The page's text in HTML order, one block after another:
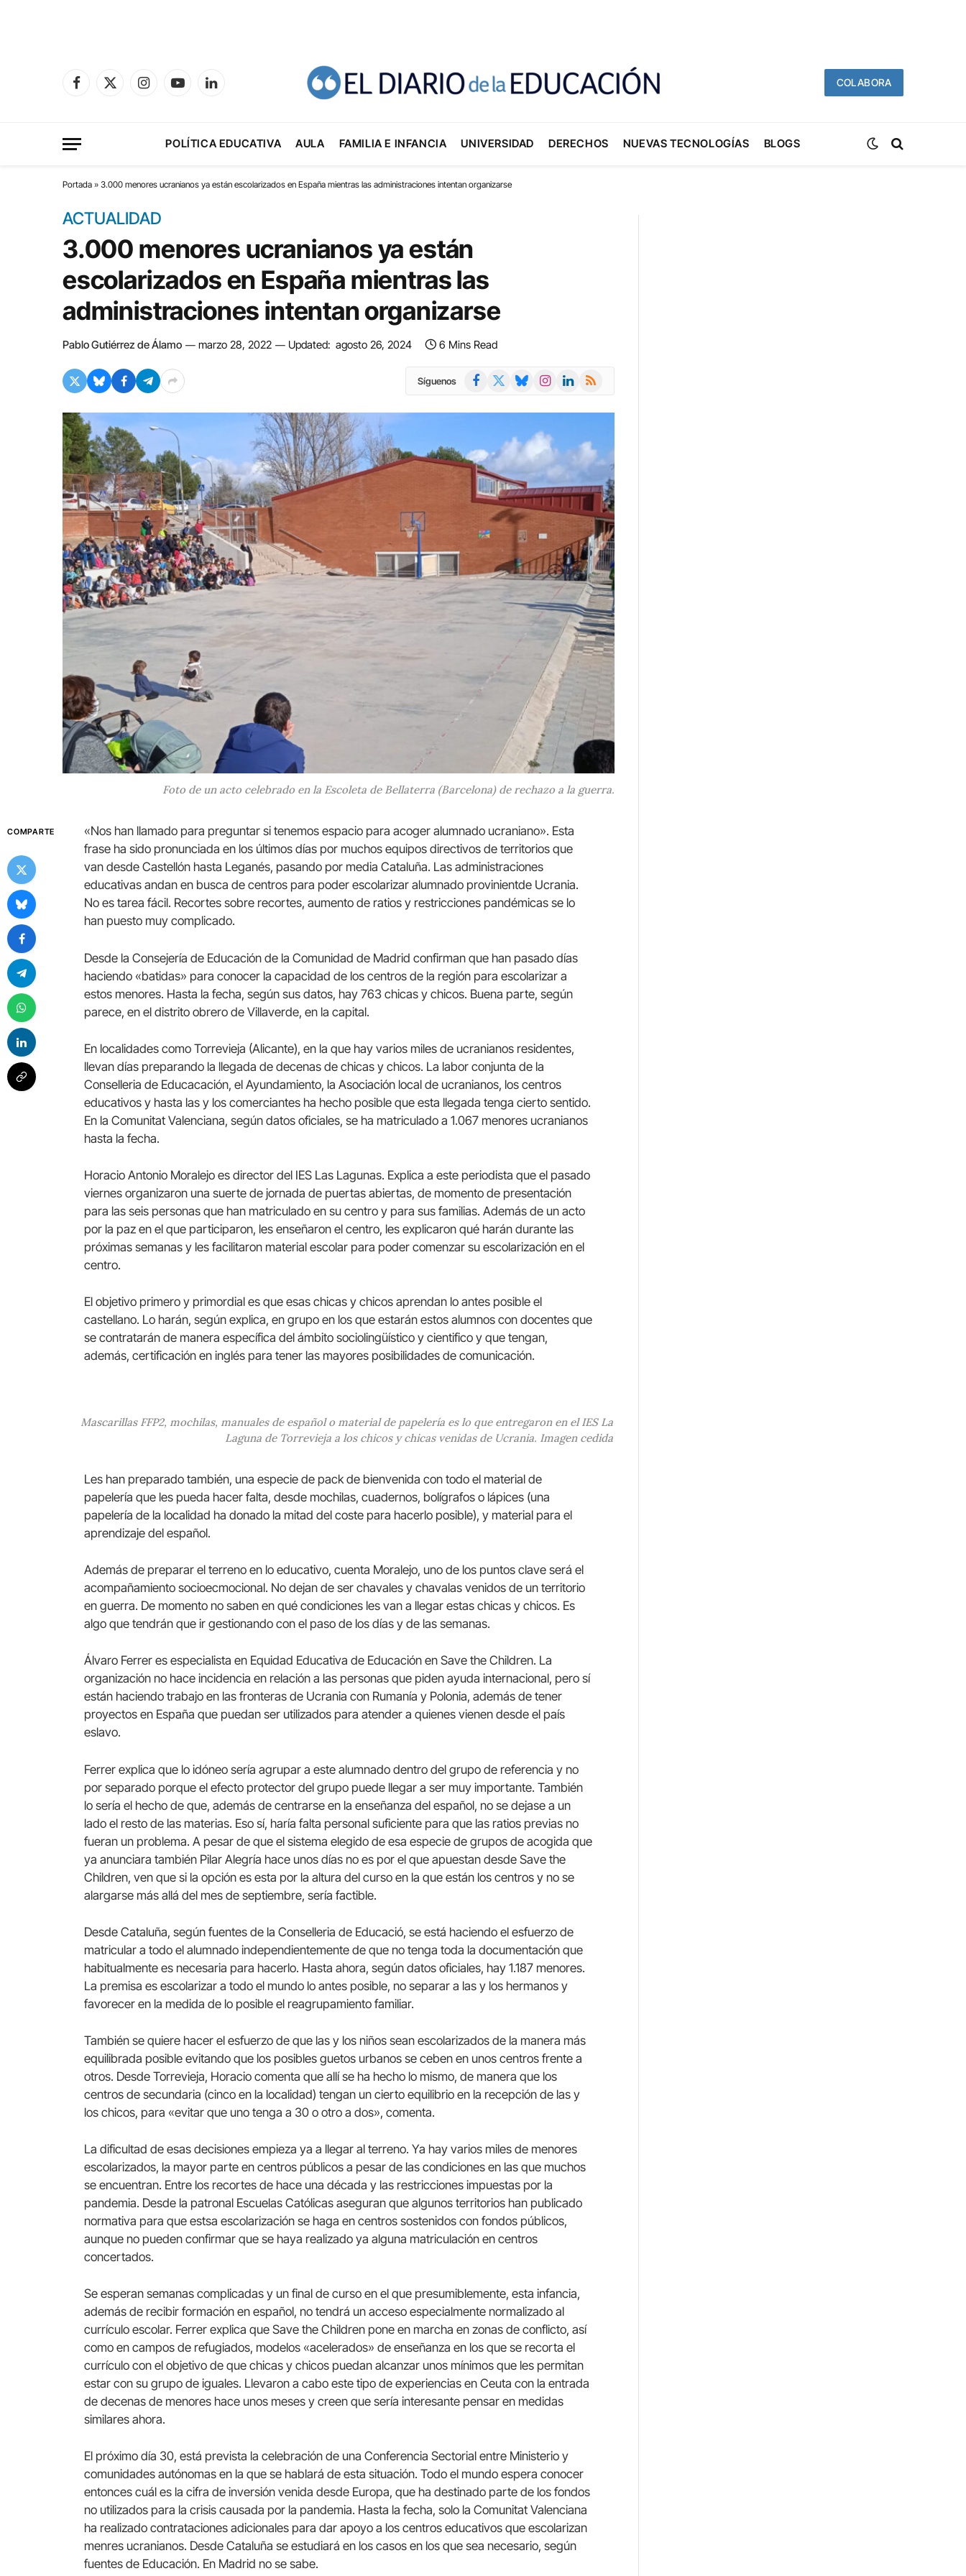
Facebook
X
InstagramYouTubeLinkedIn
COLABORA
POLÍTICA EDUCATIVA AULA FAMILIA E INFANCIA UNIVERSIDAD DERECHOS NUEVAS TECNOLOGÍAS BLOGS
Portada » 3.000 menores ucranianos ya están escolarizados en España mientras las administraciones intentan organizarse
ACTUALIDAD
3.000 menores ucranianos ya están
escolarizados en España mientras las
administraciones intentan organizarse
Pablo Gutiérrez de Álamo marzo 28, 2022 Updated: agosto 26, 2024 6 Mins Read
Síguenos Facebook BlueskyInstagramLinkedIn
RSS
Foto de un acto celebrado en la Escoleta de Bellaterra (Barcelona) de rechazo a la guerra.
COMPARTE
«Nos han llamado para preguntar si tenemos espacio para acoger alumnado ucraniano». Esta
frase ha sido pronunciada en los últimos días por muchos equipos directivos de territorios que
van desde Castellón hasta Leganés, pasando por media Cataluña. Las administraciones
educativas andan en busca de centros para poder escolarizar alumnado provinientde Ucrania.
No es tarea fácil. Recortes sobre recortes, aumento de ratios y restricciones pandémicas se lo
han puesto muy complicado.
Desde la Consejería de Educación de la Comunidad de Madrid confirman que han pasado días
haciendo «batidas» para conocer la capacidad de los centros de la región para escolarizar a
estos menores. Hasta la fecha, según sus datos, hay 763 chicas y chicos. Buena parte, según
parece, en el distrito obrero de Villaverde, en la capital.
En localidades como Torrevieja (Alicante), en la que hay varios miles de ucranianos residentes,
llevan días preparando la llegada de decenas de chicas y chicos. La labor conjunta de la
Conselleria de Educacación, el Ayundamiento, la Asociación local de ucranianos, los centros
educativos y hasta las y los comerciantes ha hecho posible que esta llegada tenga cierto sentido.
En la Comunitat Valenciana, según datos oficiales, se ha matriculado a 1.067 menores ucranianos
hasta la fecha.
Horacio Antonio Moralejo es director del IES Las Lagunas. Explica a este periodista que el pasado
viernes organizaron una suerte de jornada de puertas abiertas, de momento de presentación
para las seis personas que han matriculado en su centro y para sus familias. Además de un acto
por la paz en el que participaron, les enseñaron el centro, les explicaron qué harán durante las
próximas semanas y les facilitaron material escolar para poder comenzar su escolarización en el
centro.
El objetivo primero y primordial es que esas chicas y chicos aprendan lo antes posible el
castellano. Lo harán, según explica, en grupo en los que estarán estos alumnos con docentes que
se contratarán de manera específica del ámbito sociolingüístico y cientifico y que tengan,
además, certificación en inglés para tener las mayores posibilidades de comunicación.
Mascarillas FFP2, mochilas, manuales de español o material de papelería es lo que entregaron en el IES La
Laguna de Torrevieja a los chicos y chicas venidas de Ucrania. Imagen cedida
Les han preparado también, una especie de pack de bienvenida con todo el material de
papelería que les pueda hacer falta, desde mochilas, cuadernos, bolígrafos o lápices (una
papelería de la localidad ha donado la mitad del coste para hacerlo posible), y material para el
aprendizaje del español.
Además de preparar el terreno en lo educativo, cuenta Moralejo, uno de los puntos clave será el
acompañamiento socioecmocional. No dejan de ser chavales y chavalas venidos de un territorio
en guerra. De momento no saben en qué condiciones les van a llegar estas chicas y chicos. Es
algo que tendrán que ir gestionando con el paso de los días y de las semanas.
Álvaro Ferrer es especialista en Equidad Educativa de Educación en Save the Children. La
organización no hace incidencia en relación a las personas que piden ayuda internacional, pero sí
están haciendo trabajo en las fronteras de Ucrania con Rumanía y Polonia, además de tener
proyectos en España que puedan ser utilizados para atender a quienes vienen desde el país
eslavo.
Ferrer explica que lo idóneo sería agrupar a este alumnado dentro del grupo de referencia y no
por separado porque el efecto protector del grupo puede llegar a ser muy importante. También
lo sería el hecho de que, además de centrarse en la enseñanza del español, no se dejase a un
lado el resto de las materias. Eso sí, haría falta personal suficiente para que las ratios previas no
fueran un problema. A pesar de que el sistema elegido de esa especie de grupos de acogida que
ya anunciara también Pilar Alegría hace unos días no es por el que apuestan desde Save the
Children, ven que si la opción es esta por la altura del curso en la que están los centros y no se
alargarse más allá del mes de septiembre, sería factible.
Desde Cataluña, según fuentes de la Conselleria de Educació, se está haciendo el esfuerzo de
matricular a todo el alumnado independientemente de que no tenga toda la documentación que
habitualmente es necesaria para hacerlo. Hasta ahora, según datos oficiales, hay 1.187 menores.
La premisa es escolarizar a todo el mundo lo antes posible, no separar a las y los hermanos y
favorecer en la medida de lo posible el reagrupamiento familiar.
También se quiere hacer el esfuerzo de que las y los niños sean escolarizados de la manera más
equilibrada posible evitando que los posibles guetos urbanos se ceben en unos centros frente a
otros. Desde Torrevieja, Horacio comenta que allí se ha hecho lo mismo, de manera que los
centros de secundaria (cinco en la localidad) tengan un cierto equilibrio en la recepción de las y
los chicos, para «evitar que uno tenga a 30 o otro a dos», comenta.
La dificultad de esas decisiones empieza ya a llegar al terreno. Ya hay varios miles de menores
escolarizados, la mayor parte en centros públicos a pesar de las condiciones en las que muchos
se encuentran. Entre los recortes de hace una década y las restricciones impuestas por la
pandemia. Desde la patronal Escuelas Católicas aseguran que algunos territorios han publicado
normativa para que estsa escolarización se haga en centros sostenidos con fondos públicos,
aunque no pueden confirmar que se haya realizado ya alguna matriculación en centros
concertados.
Se esperan semanas complicadas y un final de curso en el que presumiblemente, esta infancia,
además de recibir formación en español, no tendrá un acceso especialmente normalizado al
currículo escolar. Ferrer explica que Save the Children pone en marcha en zonas de conflicto, así
como en campos de refugiados, modelos «acelerados» de enseñanza en los que se recorta el
currículo con el objetivo de que chicas y chicos puedan alcanzar unos mínimos que les permitan
estar con su grupo de iguales. Llevaron a cabo este tipo de experiencias en Ceuta con la entrada
de decenas de menores hace unos meses y creen que sería interesante pensar en medidas
similares ahora.
El próximo día 30, está prevista la celebración de una Conferencia Sectorial entre Ministerio y
comunidades autónomas en la que se hablará de esta situación. Todo el mundo espera conocer
entonces cuál es la cifra de inversión venida desde Europa, que ha destinado parte de los fondos
no utilizados para la crisis causada por la pandemia. Hasta la fecha, solo la Comunitat Valenciana
ha realizado contrataciones adicionales para dar apoyo a los centros educativos que escolarizan
menres ucranianos. Desde Cataluña se estudiará en los casos en los que sea necesario, según
fuentes de Educación. En Madrid no se sabe.